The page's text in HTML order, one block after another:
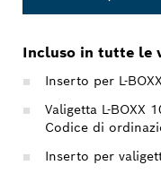
Incluso in tutte le
Inserto per L-
Valigetta L-BOXX
Codice di
Inserto per